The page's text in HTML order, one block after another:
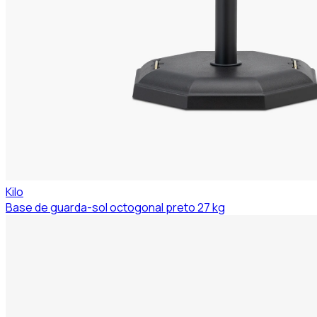
Kilo
Base de guarda-sol octogonal preto 27 kg